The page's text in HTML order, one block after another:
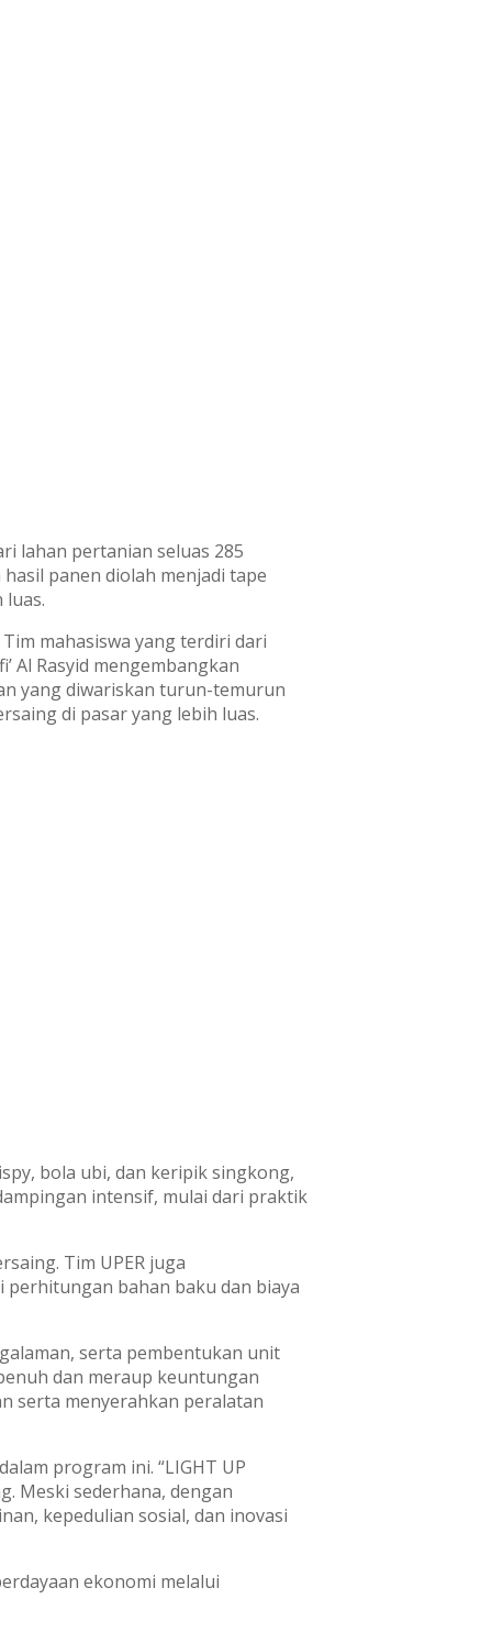
lahan pertanian seluas 285
panen diolah menjadi tape
mahasiswa yang terdiri dari
Al Rasyid mengembangkan
yang diwariskan turun-temurun
di pasar yang lebih luas.
bola ubi, dan keripik singkong,
intensif, mulai dari praktik
Tim UPER juga
perhitungan bahan baku dan biaya
serta pembentukan unit
dan meraup keuntungan
serta menyerahkan peralatan
program ini. “LIGHT UP
Meski sederhana, dengan
kepedulian sosial, dan inovasi
ekonomi melalui